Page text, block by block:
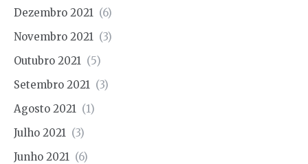
Dezembro 2021 (6)
Novembro 2021 (3)
Outubro 2021 (5)
Setembro 2021 (3)
Agosto 2021 (1)
Julho 2021 (3)
Junho 2021 (6)